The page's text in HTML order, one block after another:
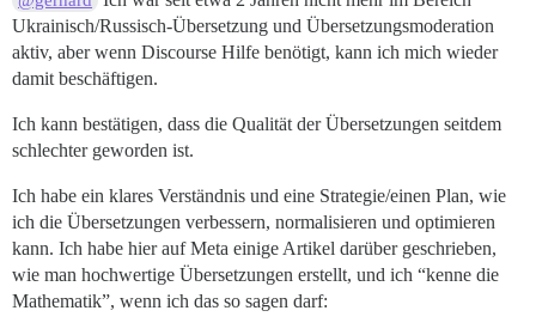
Ukrainisch/Russisch-Übersetzung und Übersetzungsmoderation
aktiv, aber wenn Discourse Hilfe benötigt, kann ich mich wieder
damit beschäftigen.
Ich kann bestätigen, dass die Qualität der Übersetzungen seitdem
schlechter geworden ist.
Ich habe ein klares Verständnis und eine Strategie/einen Plan, wie
ich die Übersetzungen verbessern, normalisieren und optimieren
kann. Ich habe hier auf Meta einige Artikel darüber geschrieben,
wie man hochwertige Übersetzungen erstellt, und ich “kenne die
Mathematik”, wenn ich das so sagen darf: